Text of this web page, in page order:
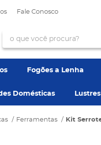
Fale Conosco
Fogões a Lenha
Domésticas
Ferramentas Kit